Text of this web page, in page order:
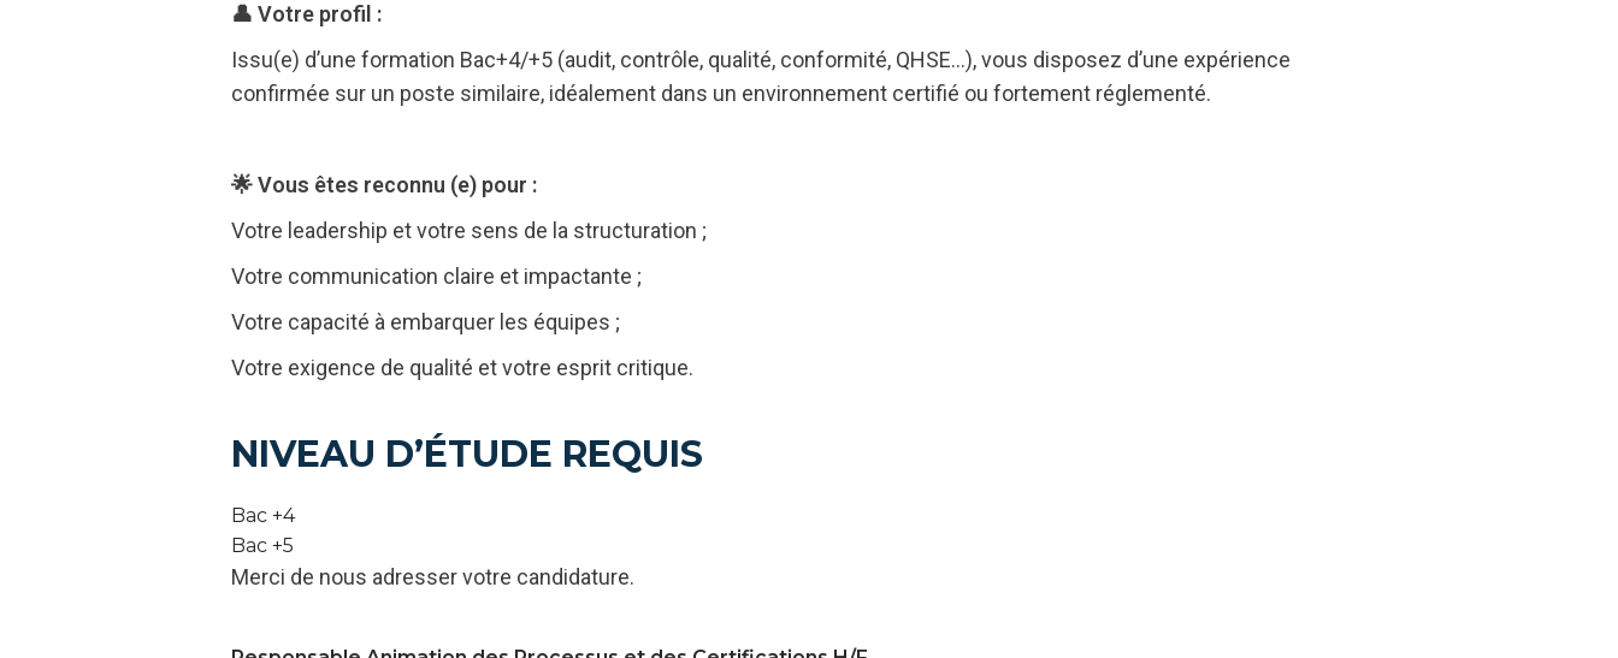
👤 Votre profil :
Issu(e) d’une formation Bac+4/+5 (audit, contrôle, qualité, conformité, QHSE…), vous disposez d’une expérience
confirmée sur un poste similaire, idéalement dans un environnement certifié ou fortement réglementé.
🌟 Vous êtes reconnu (e) pour :
Votre leadership et votre sens de la structuration ;
Votre communication claire et impactante ;
Votre capacité à embarquer les équipes ;
Votre exigence de qualité et votre esprit critique.
NIVEAU D’ÉTUDE REQUIS
Bac +4
Bac +5
Merci de nous adresser votre candidature.